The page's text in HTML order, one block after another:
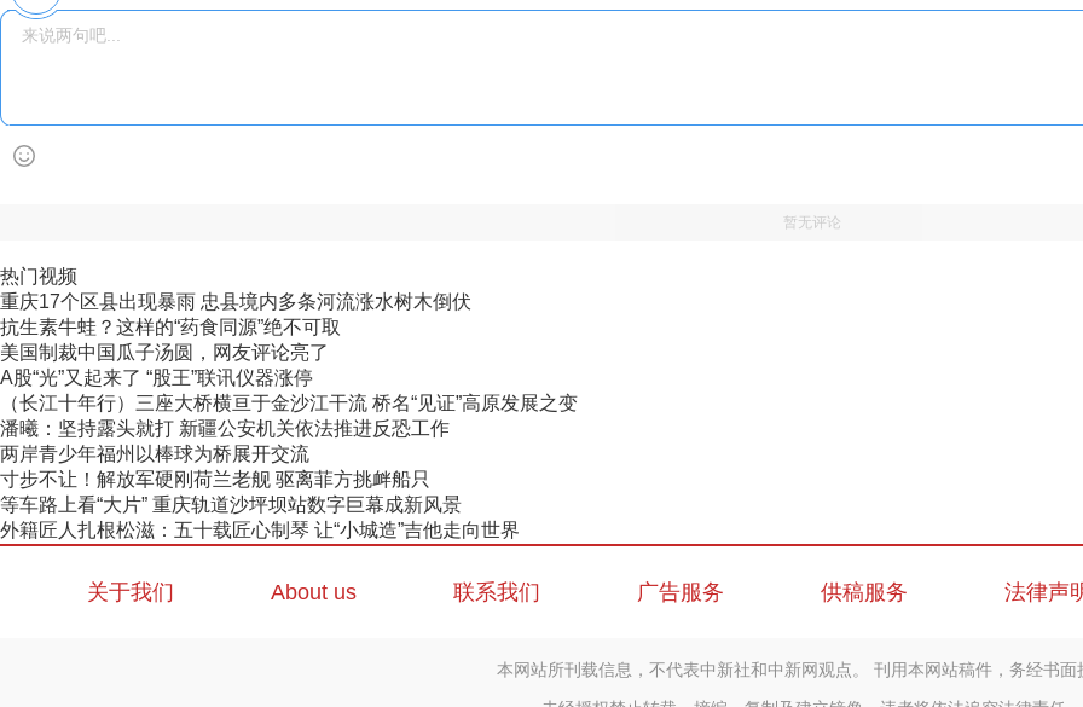
暂无评论
热门视频
重庆17个区县出现暴雨 忠县境内多条河流涨水树木倒伏
抗生素牛蛙？这样的“药食同源”绝不可取
美国制裁中国瓜子汤圆，网友评论亮了
A股“光”又起来了 “股王”联讯仪器涨停
（长江十年行）三座大桥横亘于金沙江干流 桥名“见证”高原发展之变
潘曦：坚持露头就打 新疆公安机关依法推进反恐工作
两岸青少年福州以棒球为桥展开交流
寸步不让！解放军硬刚荷兰老舰 驱离菲方挑衅船只
等车路上看“大片” 重庆轨道沙坪坝站数字巨幕成新风景
外籍匠人扎根松滋：五十载匠心制琴 让“小城造”吉他走向世界
关于我们 About us 联系我们 广告服务 供稿服务 法律声
本网站所刊载信息，不代表中新社和中新网观点。 刊用本网站稿件，务经书面